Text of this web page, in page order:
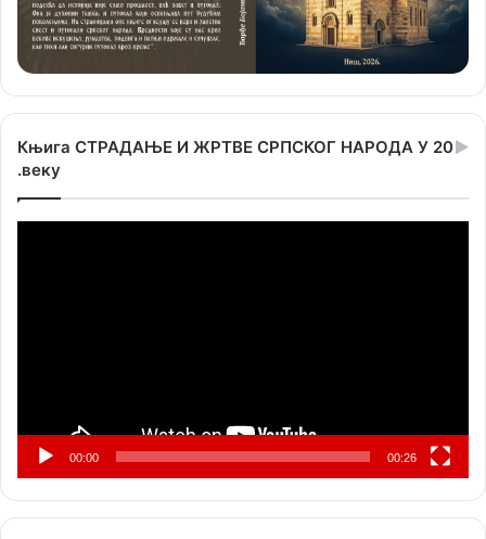
Књига СТРАДАЊЕ И ЖРТВЕ СРПСКОГ НАРОДА У 20
.веку
00:00 00:26